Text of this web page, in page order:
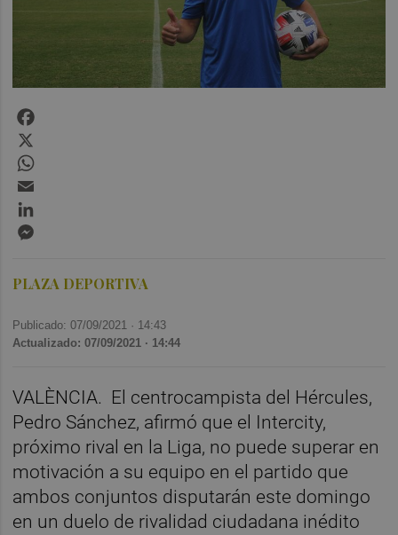
PLAZA DEPORTIVA
Publicado: 07/09/2021 · 14:43
Actualizado: 07/09/2021 · 14:44
VALÈNCIA.
El centrocampista del Hércules,
Pedro Sánchez, afirmó que el Intercity,
próximo rival en la Liga, no puede superar en
motivación a su equipo en el partido que
ambos conjuntos disputarán este domingo
en un duelo de rivalidad ciudadana inédito